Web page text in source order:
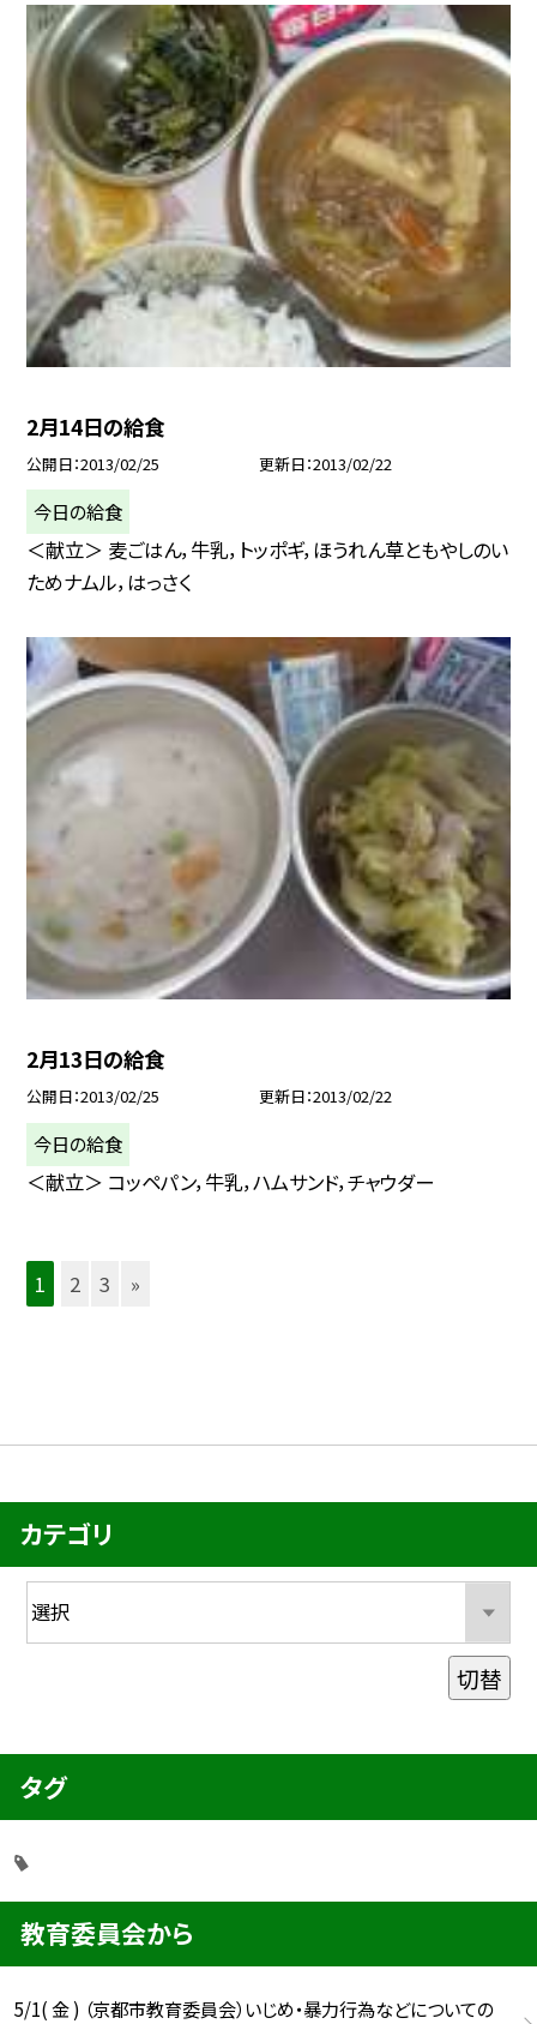
2月14日の給食
公開日 2013/02/25 更新日 2013/02/22
今日の給食
＜献立＞ 麦ごはん，牛乳，トッポギ，ほうれん草ともやしのい
ためナムル，はっさく
2月13日の給食
公開日 2013/02/25 更新日 2013/02/22
今日の給食
＜献立＞ コッペパン，牛乳，ハムサンド，チャウダー
1 2 3 »
カテゴリ
切替
タグ
教育委員会から
5/1( 金 ) （京都市教育委員会）いじめ・暴力行為などについての